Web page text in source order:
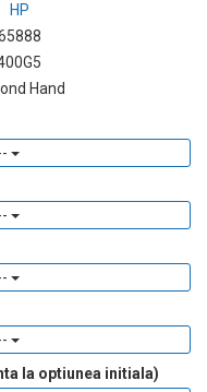
HP
Hand
la optiunea initiala)